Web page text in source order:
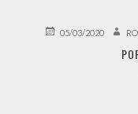
PUBLIÉ05/03/2020